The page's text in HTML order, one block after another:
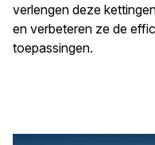
verlengen deze
en verbeteren ze de
toepassingen.